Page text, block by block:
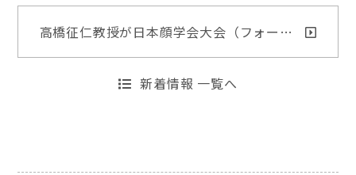
高橋征仁教授が日本顔学会大会（フォー…
新着情報 一覧へ